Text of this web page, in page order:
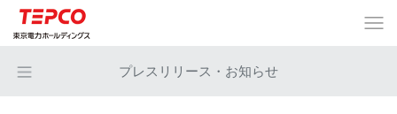
プレスリリース・お知らせ